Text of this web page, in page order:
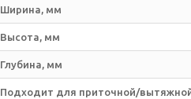
Ширина, мм
Высота, мм
Глубина, мм
Подходит для приточной/